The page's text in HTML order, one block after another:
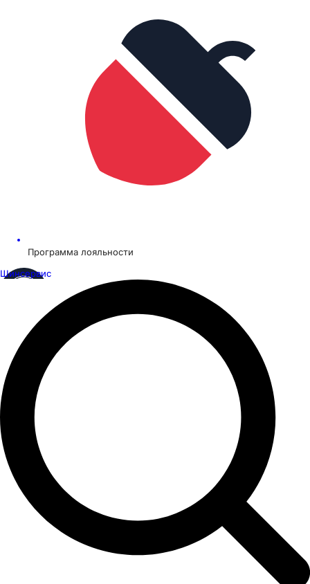
Программа лояльности
Шинсервис